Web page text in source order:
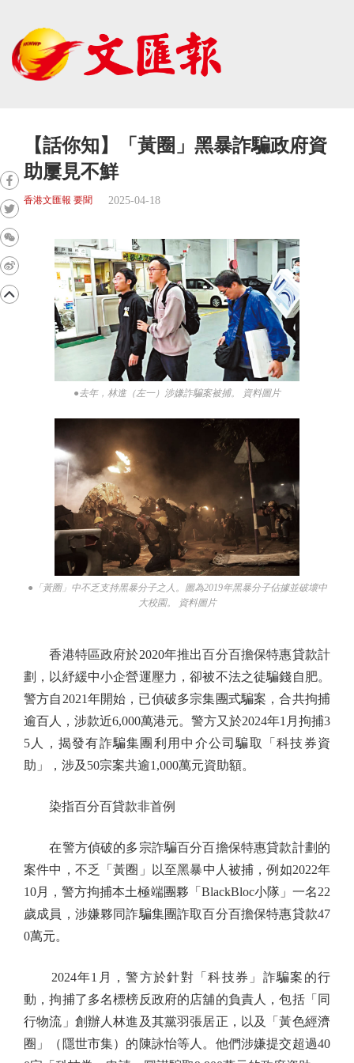
【話你知】「黃圈」黑暴詐騙政府資
助屢見不鮮
香港文匯報 要聞 2025-04-18
●去年，林進（左一）涉嫌詐騙案被捕。 資料圖片
●「黃圈」中不乏支持黑暴分子之人。圖為2019年黑暴分子佔據並破壞中
大校園。 資料圖片
香港特區政府於2020年推出百分百擔保特惠貸款計
劃，以紓緩中小企營運壓力，卻被不法之徒騙錢自肥。
警方自2021年開始，已偵破多宗集團式騙案，合共拘捕
逾百人，涉款近6,000萬港元。警方又於2024年1月拘捕3
5人，揭發有詐騙集團利用中介公司騙取「科技券資
助」，涉及50宗案共逾1,000萬元資助額。
染指百分百貸款非首例
在警方偵破的多宗詐騙百分百擔保特惠貸款計劃的
案件中，不乏「黃圈」以至黑暴中人被捕，例如2022年
10月，警方拘捕本土極端團夥「BlackBloc小隊」一名22
歲成員，涉嫌夥同詐騙集團詐取百分百擔保特惠貸款47
0萬元。
2024年1月，警方於針對「科技券」詐騙案的行
動，拘捕了多名標榜反政府的店舖的負責人，包括「同
行物流」創辦人林進及其黨羽張居正，以及「黃色經濟
圈」（隱世市集）的陳詠怡等人。他們涉嫌提交超過40